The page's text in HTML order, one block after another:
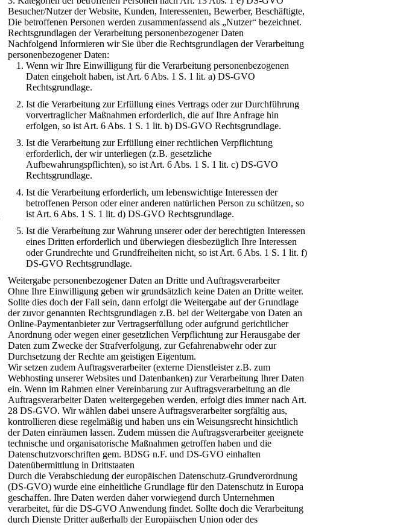
Besucher/Nutzer der Website, Kunden, Interessenten, Bewerber, Beschäftigte,
Die betroffenen Personen werden zusammenfassend als „Nutzer“ bezeichnet.
Rechtsgrundlagen der Verarbeitung personenbezogener Daten
Nachfolgend Informieren wir Sie über die Rechtsgrundlagen der Verarbeitung
personenbezogener Daten:
Wenn wir Ihre Einwilligung für die Verarbeitung personenbezogenen
Daten eingeholt haben, ist Art. 6 Abs. 1 S. 1 lit. a) DS-GVO
Rechtsgrundlage.
Ist die Verarbeitung zur Erfüllung eines Vertrags oder zur Durchführung
vorvertraglicher Maßnahmen erforderlich, die auf Ihre Anfrage hin
erfolgen, so ist Art. 6 Abs. 1 S. 1 lit. b) DS-GVO Rechtsgrundlage.
Ist die Verarbeitung zur Erfüllung einer rechtlichen Verpflichtung
erforderlich, der wir unterliegen (z.B. gesetzliche
Aufbewahrungspflichten), so ist Art. 6 Abs. 1 S. 1 lit. c) DS-GVO
Rechtsgrundlage.
Ist die Verarbeitung erforderlich, um lebenswichtige Interessen der
betroffenen Person oder einer anderen natürlichen Person zu schützen, so
ist Art. 6 Abs. 1 S. 1 lit. d) DS-GVO Rechtsgrundlage.
Ist die Verarbeitung zur Wahrung unserer oder der berechtigten Interessen
eines Dritten erforderlich und überwiegen diesbezüglich Ihre Interessen
oder Grundrechte und Grundfreiheiten nicht, so ist Art. 6 Abs. 1 S. 1 lit. f)
DS-GVO Rechtsgrundlage.
Weitergabe personenbezogener Daten an Dritte und Auftragsverarbeiter
Ohne Ihre Einwilligung geben wir grundsätzlich keine Daten an Dritte weiter.
Sollte dies doch der Fall sein, dann erfolgt die Weitergabe auf der Grundlage
der zuvor genannten Rechtsgrundlagen z.B. bei der Weitergabe von Daten an
Online-Paymentanbieter zur Vertragserfüllung oder aufgrund gerichtlicher
Anordnung oder wegen einer gesetzlichen Verpflichtung zur Herausgabe der
Daten zum Zwecke der Strafverfolgung, zur Gefahrenabwehr oder zur
Durchsetzung der Rechte am geistigen Eigentum.
Wir setzen zudem Auftragsverarbeiter (externe Dienstleister z.B. zum
Webhosting unserer Websites und Datenbanken) zur Verarbeitung Ihrer Daten
ein. Wenn im Rahmen einer Vereinbarung zur Auftragsverarbeitung an die
Auftragsverarbeiter Daten weitergegeben werden, erfolgt dies immer nach Art.
28 DS-GVO. Wir wählen dabei unsere Auftragsverarbeiter sorgfältig aus,
kontrollieren diese regelmäßig und haben uns ein Weisungsrecht hinsichtlich
der Daten einräumen lassen. Zudem müssen die Auftragsverarbeiter geeignete
technische und organisatorische Maßnahmen getroffen haben und die
Datenschutzvorschriften gem. BDSG n.F. und DS-GVO einhalten
Datenübermittlung in Drittstaaten
Durch die Verabschiedung der europäischen Datenschutz-Grundverordnung
(DS-GVO) wurde eine einheitliche Grundlage für den Datenschutz in Europa
geschaffen. Ihre Daten werden daher vorwiegend durch Unternehmen
verarbeitet, für die DS-GVO Anwendung findet. Sollte doch die Verarbeitung
durch Dienste Dritter außerhalb der Europäischen Union oder des